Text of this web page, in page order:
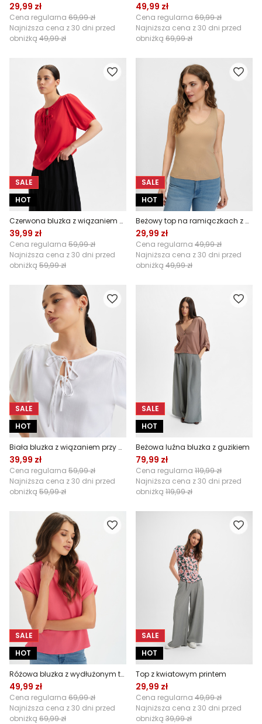
29,99 zł
Cena regularna 69,99 zł
Najniższa cena z 30 dni przed
obniżką 49,99 zł
49,99 zł
Cena regularna 69,99 zł
Najniższa cena z 30 dni przed
obniżką 69,99 zł
SALE
HOT
Czerwona bluzka z wiązaniem przy dekolcie
39,99 zł
Cena regularna 59,99 zł
Najniższa cena z 30 dni przed
obniżką 59,99 zł
SALE
HOT
Beżowy top na ramiączkach z dekoltem v-neck
29,99 zł
Cena regularna 49,99 zł
Najniższa cena z 30 dni przed
obniżką 49,99 zł
SALE
HOT
Biała bluzka z wiązaniem przy dekolcie
39,99 zł
Cena regularna 59,99 zł
Najniższa cena z 30 dni przed
obniżką 59,99 zł
SALE
HOT
Beżowa luźna bluzka z guzikiem
79,99 zł
Cena regularna 119,99 zł
Najniższa cena z 30 dni przed
obniżką 119,99 zł
SALE
HOT
Różowa bluzka z wydłużonym tyłem
49,99 zł
Cena regularna 69,99 zł
Najniższa cena z 30 dni przed
obniżką 69,99 zł
SALE
HOT
Top z kwiatowym printem
29,99 zł
Cena regularna 49,99 zł
Najniższa cena z 30 dni przed
obniżką 39,99 zł